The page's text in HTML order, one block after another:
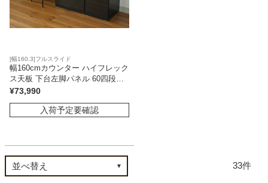
[幅160.3]フルスライド
幅160cmカウンター ハイフレック
ス天板 下台左脚パネル 60四段引
出 40開戸（右） ネオ
¥73,990
入荷予定要確認
33